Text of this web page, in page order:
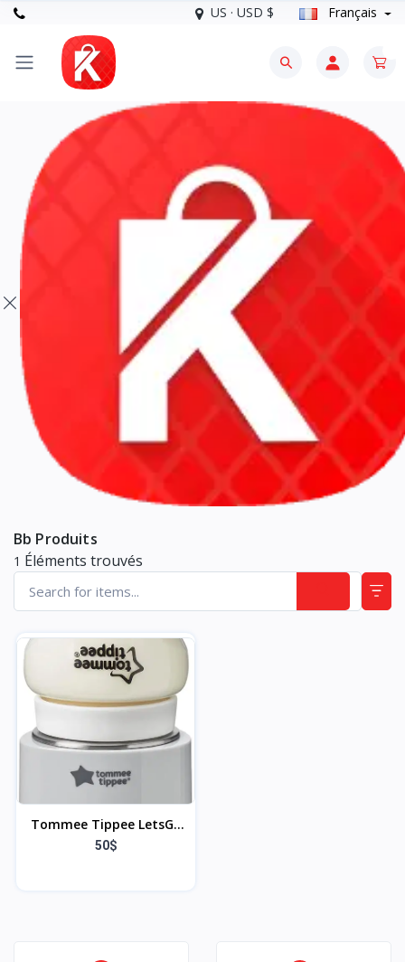
US · USD $ Français
Bb Produits
1 Éléments trouvés
Tommee Tippee LetsGo
Chauffe-biberon
50$